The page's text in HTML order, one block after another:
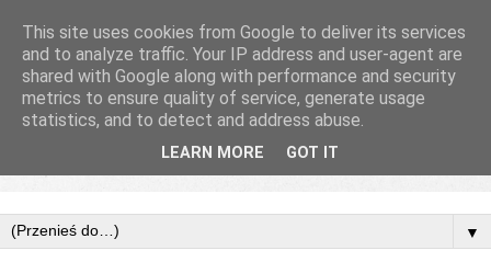
▼
This site uses cookies from Google to deliver its services
and to analyze traffic. Your IP address and user-agent are
shared with Google along with performance and security
metrics to ensure quality of service, generate usage
statistics, and to detect and address abuse.
LEARN MORE GOT IT